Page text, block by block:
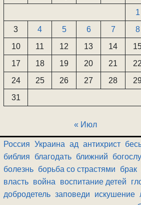
1
3
4 5 6 7 8
10
11 12 13 14
17
18 19 20 21 22
24
25 26 27 28
31
« Июл
Россия Украина ад антихрист
библия
благодать ближний
болезнь борьба со страстями брак
власть война воспитание детей
добродетель заповеди искушение